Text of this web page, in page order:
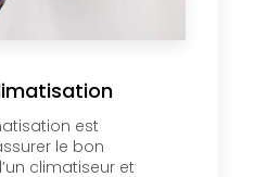
est
le bon
climatiseur et